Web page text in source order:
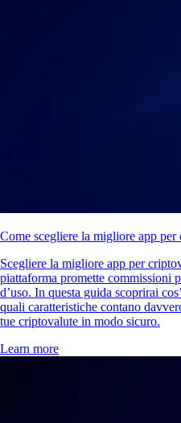
Come scegliere la migliore app per
Scegliere la migliore app per
piattaforma promette commissioni
d’uso. In questa guida scoprirai
quali caratteristiche contano
tue criptovalute in modo sicuro.
Learn more